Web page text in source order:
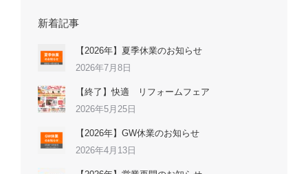
新着記事
【2026年】夏季休業のお知らせ
2026年7月8日
【終了】快適 リフォームフェア
2026年5月25日
【2026年】GW休業のお知らせ
2026年4月13日